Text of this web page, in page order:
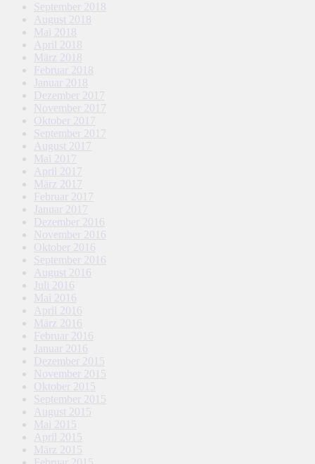
September 2018
August 2018
Mai 2018
April 2018
März 2018
Februar 2018
Januar 2018
Dezember 2017
November 2017
Oktober 2017
September 2017
August 2017
Mai 2017
April 2017
März 2017
Februar 2017
Januar 2017
Dezember 2016
November 2016
Oktober 2016
September 2016
August 2016
Juli 2016
Mai 2016
April 2016
März 2016
Februar 2016
Januar 2016
Dezember 2015
November 2015
Oktober 2015
September 2015
August 2015
Mai 2015
April 2015
März 2015